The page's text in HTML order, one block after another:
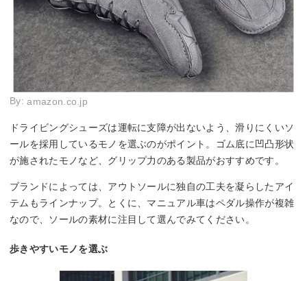
By:amazon.co.jp
ドライビングシューズは運転に支障が出ないよう、滑りにくいソ
ールを採用しているモノを選ぶのがポイント。ゴム底に凹凸形状
が施されたモノなど、グリップ力のある製品がおすすめです。
ブランドによっては、アウトソールに独自の工夫を凝らしたアイ
テムもラインナップ。とくに、マニュアル車はペダル操作が複雑
なので、ソールの素材に注目して選んでみてください。
歩きやすいモノを選ぶ